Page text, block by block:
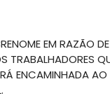
EM RAZÃO
TRABALHADORES
ENCAMINHADA